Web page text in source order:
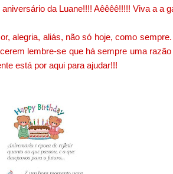
da Luane!!!! Aêêêê!!!!! Viva a a
alegria, aliás, não só hoje, como
lembre-se que há sempre uma
está por aqui para ajudar!!!